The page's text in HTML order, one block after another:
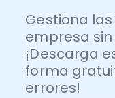
Gestiona
empresa
¡Descarga
forma
errores!